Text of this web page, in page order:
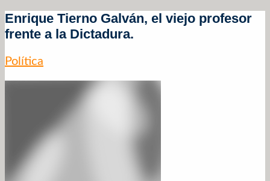
Enrique Tierno Galván, el viejo profesor
frente a la Dictadura.
Política